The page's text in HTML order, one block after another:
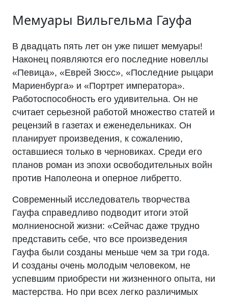
Мемуары Вильгельма Гауфа
В двадцать пять лет он уже пишет мемуары!
Наконец появляются его последние новеллы
«Певица», «Еврей Зюсс», «Последние рыцари
Мариенбурга» и «Портрет императора».
Работоспособность его удивительна. Он не
считает серьезной работой множество статей и
рецензий в газетах и еженедельниках. Он
планирует произведения, к сожалению,
оставшиеся только в черновиках. Среди его
планов роман из эпохи освободительных войн
против Наполеона и оперное либретто.
Современный исследователь творчества
Гауфа справедливо подводит итоги этой
молниеносной жизни: «Сейчас даже трудно
представить себе, что все произведения
Гауфа были созданы меньше чем за три года.
И созданы очень молодым человеком, не
успевшим приобрести ни жизненного опыта, ни
мастерства. Но при всех легко различимых